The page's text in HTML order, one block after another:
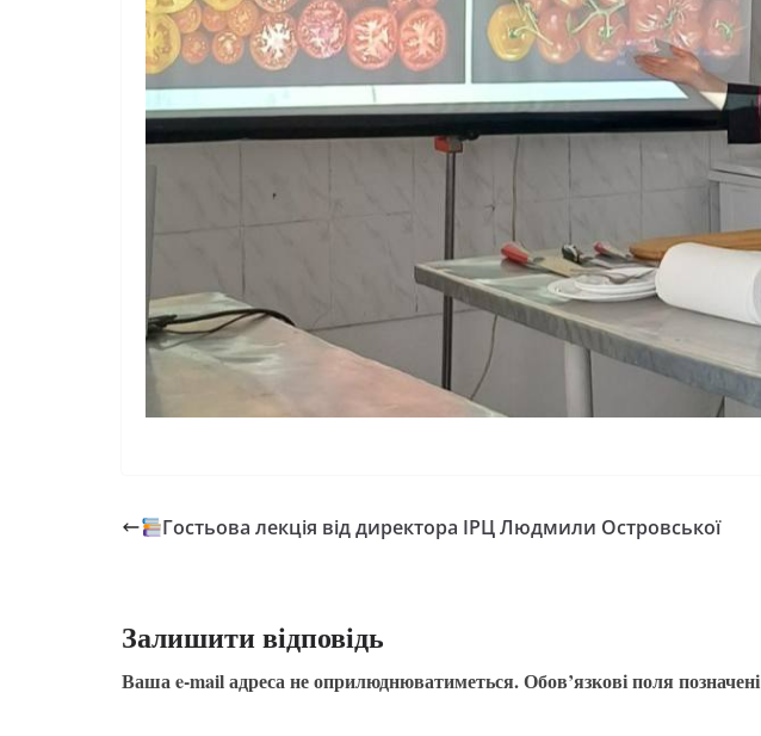
Гостьова лекція від директора ІРЦ Людмили Островської
Залишити відповідь
Ваша e-mail адреса не оприлюднюватиметься.Обов’язкові поля позначені